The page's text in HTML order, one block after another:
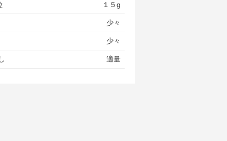
１５g
少々
少々
適量